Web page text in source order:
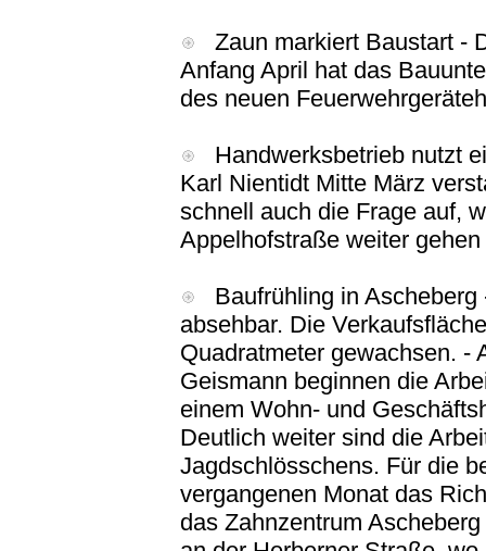
Zaun markiert Baustart -
Anfang April hat das
des neuen
Handwerksbetrieb nutzt
Karl Nientidt Mitte März
schnell auch die Frage auf,
Appelhofstraße weiter
Baufrühling in Ascheberg
absehbar. Die
Quadratmeter gewachsen. -
Geismann beginnen die
einem Wohn- und
Deutlich weiter sind die
Jagdschlösschens. Für die
vergangenen Monat das
das Zahnzentrum